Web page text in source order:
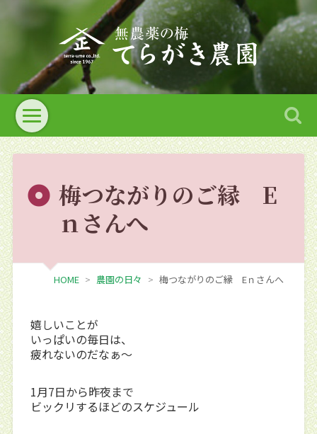
梅つながりのご縁 E
ｎさんへ
HOME 農園の日々 梅つながりのご縁 Eｎさんへ
嬉しいことが
いっぱいの毎日は、
疲れないのだなぁ～
1月7日から昨夜まで
ビックリするほどのスケジュール